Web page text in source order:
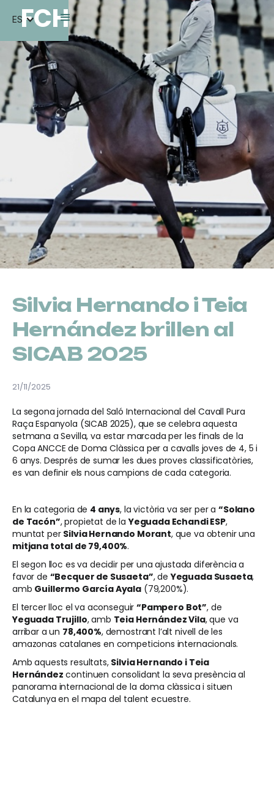
FCH
ES
Silvia Hernando i Teia
Hernández brillen al
SICAB 2025
21/11/2025
La segona jornada del Saló Internacional del Cavall Pura
Raça Espanyola (SICAB 2025), que se celebra aquesta
setmana a Sevilla, va estar marcada per les finals de la
Copa ANCCE de Doma Clàssica per a cavalls joves de 4, 5 i
6 anys. Després de sumar les dues proves classificatòries,
es van definir els nous campions de cada categoria.
En la categoria de 4 anys, la victòria va ser per a “Solano
de Tacón”, propietat de laYeguada Echandi ESP,
muntat per Silvia Hernando Morant, que va obtenir una
mitjana total de 79,400%.
El segon lloc es va decidir per una ajustada diferència a
favor de “Becquer de Susaeta”, deYeguada Susaeta,
amb Guillermo García Ayala (79,200%).
El tercer lloc el va aconseguir“Pampero Bot”, de
Yeguada Trujillo, amb Teia Hernández Vila, que va
arribar a un 78,400%, demostrant l’alt nivell de les
amazonas catalanes en competicions internacionals.
Amb aquests resultats, Silvia Hernando i Teia
Hernández continuen consolidant la seva presència al
panorama internacional de la doma clàssica i situen
Catalunya en el mapa del talent ecuestre.